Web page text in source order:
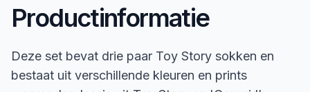
Productinformatie
Deze set bevat drie paar Toy Story sokken en
bestaat uit verschillende kleuren en prints